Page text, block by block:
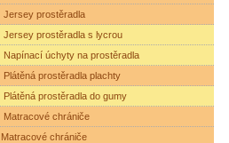
Jersey prostěradla
Jersey prostěradla s lycrou
Napínací úchyty na prostěradla
Plátěná prostěradla plachty
Plátěná prostěradla do gumy
Matracové chrániče
Matracové chrániče